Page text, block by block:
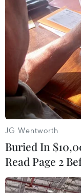
Đức cứng
mở cửa cho
25/11/2016 12:59
Sau khi Thổ Nhĩ
di cư tràn vào
lời đe dọa "không
người di cư giữa
JG Wentworth
Buried In
Read Page 2